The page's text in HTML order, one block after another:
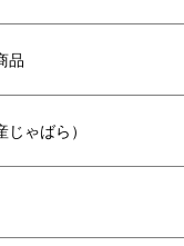
品
ゃばら）